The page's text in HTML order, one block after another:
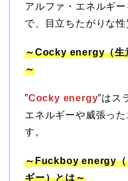
アルファ・エネルギ
で、目立ちたがりな
～Cocky energy（生
～
”Cocky energy”はス
エネルギーや威張っ
す。
～Fuckboy energy
ギー）とは～